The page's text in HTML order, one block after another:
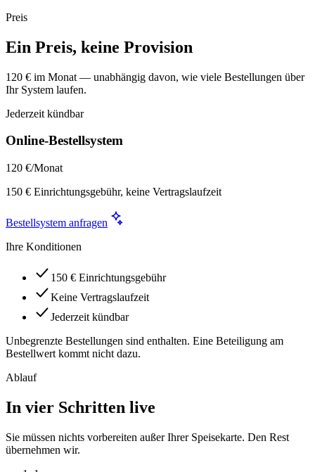
Preis
Ein Preis, keine Provision
120 € im Monat — unabhängig davon, wie viele Bestellungen über
Ihr System laufen.
Jederzeit kündbar
Online-Bestellsystem
120 €/Monat
150 € Einrichtungsgebühr, keine Vertragslaufzeit
Bestellsystem anfragen
Ihre Konditionen
150 € Einrichtungsgebühr
Keine Vertragslaufzeit
Jederzeit kündbar
Unbegrenzte Bestellungen sind enthalten. Eine Beteiligung am
Bestellwert kommt nicht dazu.
Ablauf
In vier Schritten live
Sie müssen nichts vorbereiten außer Ihrer Speisekarte. Den Rest
übernehmen wir.